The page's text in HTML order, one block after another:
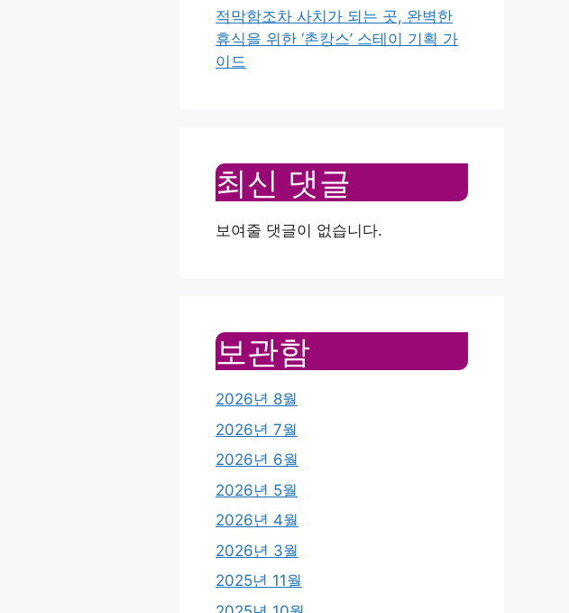
적막함조차 사치가 되는 곳, 완벽한
휴식을 위한 ‘촌캉스’ 스테이 기획 가
이드
최신 댓글
보여줄 댓글이 없습니다.
보관함
2026년 8월
2026년 7월
2026년 6월
2026년 5월
2026년 4월
2026년 3월
2025년 11월